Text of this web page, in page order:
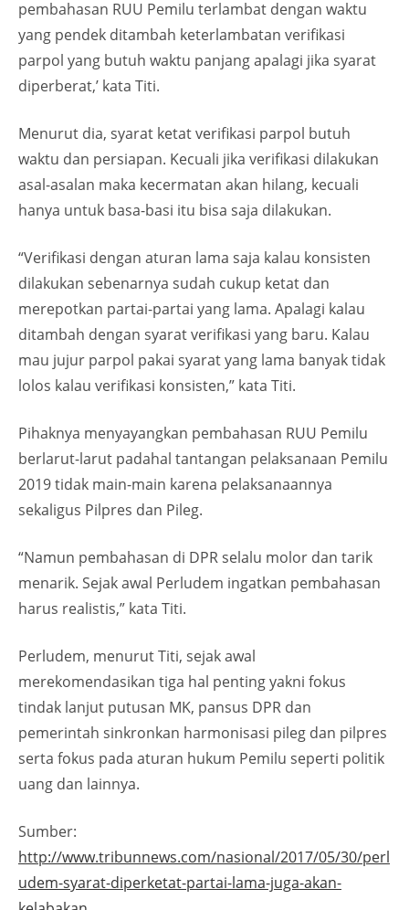
pembahasan RUU Pemilu terlambat dengan waktu
yang pendek ditambah keterlambatan verifikasi
parpol yang butuh waktu panjang apalagi jika syarat
diperberat,’ kata Titi.
Menurut dia, syarat ketat verifikasi parpol butuh
waktu dan persiapan. Kecuali jika verifikasi dilakukan
asal-asalan maka kecermatan akan hilang, kecuali
hanya untuk basa-basi itu bisa saja dilakukan.
“Verifikasi dengan aturan lama saja kalau konsisten
dilakukan sebenarnya sudah cukup ketat dan
merepotkan partai-partai yang lama. Apalagi kalau
ditambah dengan syarat verifikasi yang baru. Kalau
mau jujur parpol pakai syarat yang lama banyak tidak
lolos kalau verifikasi konsisten,” kata Titi.
Pihaknya menyayangkan pembahasan RUU Pemilu
berlarut-larut padahal tantangan pelaksanaan Pemilu
2019 tidak main-main karena pelaksanaannya
sekaligus Pilpres dan Pileg.
“Namun pembahasan di DPR selalu molor dan tarik
menarik. Sejak awal Perludem ingatkan pembahasan
harus realistis,” kata Titi.
Perludem, menurut Titi, sejak awal
merekomendasikan tiga hal penting yakni fokus
tindak lanjut putusan MK, pansus DPR dan
pemerintah sinkronkan harmonisasi pileg dan pilpres
serta fokus pada aturan hukum Pemilu seperti politik
uang dan lainnya.
Sumber:
http://www.tribunnews.com/nasional/2017/05/30/perl
udem-syarat-diperketat-partai-lama-juga-akan-